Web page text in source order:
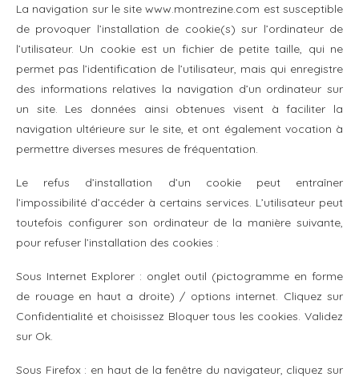
La navigation sur le site www.montrezine.com est susceptible
de provoquer l’installation de cookie(s) sur l’ordinateur de
l’utilisateur. Un cookie est un fichier de petite taille, qui ne
permet pas l’identification de l’utilisateur, mais qui enregistre
des informations relatives la navigation d’un ordinateur sur
un site. Les données ainsi obtenues visent à faciliter la
navigation ultérieure sur le site, et ont également vocation à
permettre diverses mesures de fréquentation.
Le refus d’installation d’un cookie peut entraîner
l’impossibilité d’accéder à certains services. L’utilisateur peut
toutefois configurer son ordinateur de la manière suivante,
pour refuser l’installation des cookies :
Sous Internet Explorer : onglet outil (pictogramme en forme
de rouage en haut a droite) / options internet. Cliquez sur
Confidentialité et choisissez Bloquer tous les cookies. Validez
sur Ok.
Sous Firefox : en haut de la fenêtre du navigateur, cliquez sur